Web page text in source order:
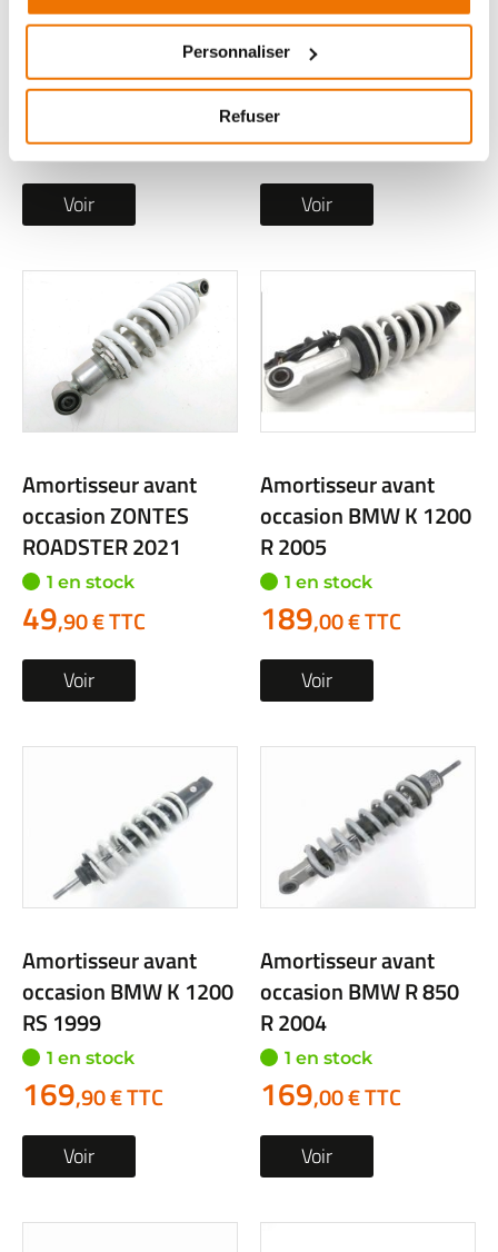
Personnaliser
Refuser
occasion BMW R 1200
2 en stock
119,00 € TTC
Voir
occasion VESPA GTS
300 HPE ABS 2021
1 en stock
69
Voir
Amortisseur avant
occasion ZONTES
ROADSTER 2021
1 en stock
49,90 € TTC
Voir
Amortisseur avant
occasion BMW K 1200
R 2005
1 en stock
189,00 € TTC
Voir
Amortisseur avant
occasion BMW K 1200
RS 1999
1 en stock
169,90 € TTC
Voir
Amortisseur avant
occasion BMW R 850
R 2004
1 en stock
169,00 € TTC
Voir